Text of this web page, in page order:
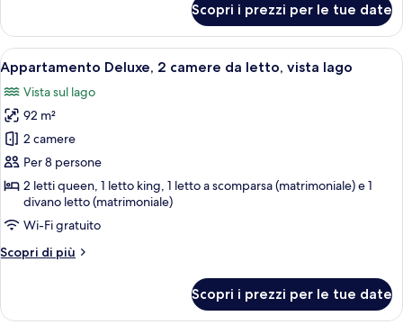
Suite
#1211)
1
camera
da
letto,
vista
lago
(Penthouse
Suite
#1211)
Scopri i prezzi per le tue date
Apri
tutte
le
foto
per
Appartamento
Deluxe,
camere
da
letto,
lago
Un soggiorno con camino in pietra,
22
Appartamento Deluxe, 2 camere da letto, vista lago
Vista sul lago
92 m²
2 camere
Per 8 persone
2 letti queen, 1 letto king, 1 letto a scomparsa (matrimoniale) e 1
divano letto (matrimoniale)
Wi-Fi gratuito
Scopri di più
Altri
Deluxe,
Scopri i prezzi per le tue date